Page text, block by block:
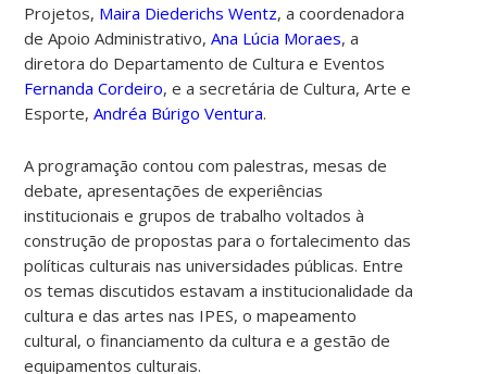
Projetos, Maira Diederichs Wentz, a coordenadora
de Apoio Administrativo,Ana Lúcia Moraes, a
diretora do Departamento de Cultura e Eventos
Fernanda Cordeiro, e a secretária de Cultura, Arte e
Esporte,Andréa Búrigo Ventura.
A programação contou com palestras, mesas de
debate, apresentações de experiências
institucionais e grupos de trabalho voltados à
construção de propostas para o fortalecimento das
políticas culturais nas universidades públicas. Entre
os temas discutidos estavam a institucionalidade da
cultura e das artes nas IPES, o mapeamento
cultural, o financiamento da cultura e a gestão de
equipamentos culturais.